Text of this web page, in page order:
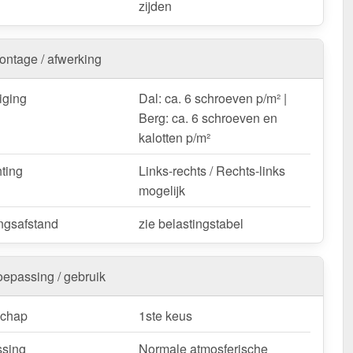
Golfplaat 18/1064 | Dak – Snelle levering & met 10 jaar
weerbestendig, op maat gemaakt - bestel nu en profiteer
levering!
/ customisatie van herroepingsrecht uitgezonderd
zijden
/ afwerking
Dal: ca. 6 schroeven p/m² |
Berg: ca. 6 schroeven en
kalotten p/m²
Links-rechts / Rechts-links
mogelijk
zie belastingstabel
/ gebruik
1ste keus
Normale atmosferische